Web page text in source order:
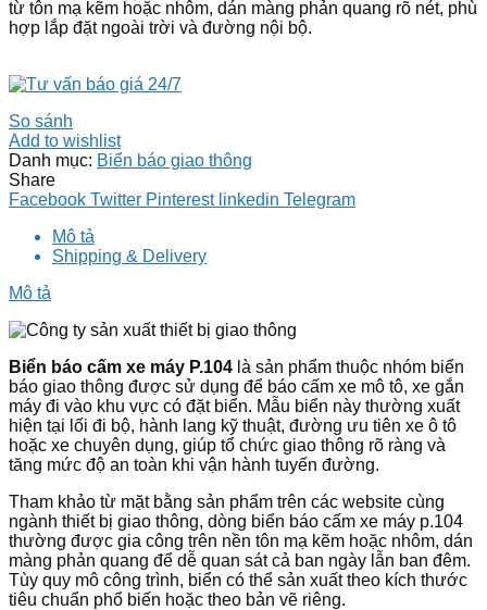
từ tôn mạ kẽm hoặc nhôm, dán màng phản quang rõ nét, phù
hợp lắp đặt ngoài trời và đường nội bộ.
So sánh
Add to wishlist
Danh mục: Biển báo giao thông
Share
Facebook Twitter Pinterest linkedin Telegram
Mô tả
Shipping & Delivery
Mô tả
Biển báo cấm xe máy P.104 là sản phẩm thuộc nhóm biển
báo giao thông được sử dụng để báo cấm xe mô tô, xe gắn
máy đi vào khu vực có đặt biển. Mẫu biển này thường xuất
hiện tại lối đi bộ, hành lang kỹ thuật, đường ưu tiên xe ô tô
hoặc xe chuyên dụng, giúp tổ chức giao thông rõ ràng và
tăng mức độ an toàn khi vận hành tuyến đường.
Tham khảo từ mặt bằng sản phẩm trên các website cùng
ngành thiết bị giao thông, dòng biển báo cấm xe máy p.104
thường được gia công trên nền tôn mạ kẽm hoặc nhôm, dán
màng phản quang để dễ quan sát cả ban ngày lẫn ban đêm.
Tùy quy mô công trình, biển có thể sản xuất theo kích thước
tiêu chuẩn phổ biến hoặc theo bản vẽ riêng.